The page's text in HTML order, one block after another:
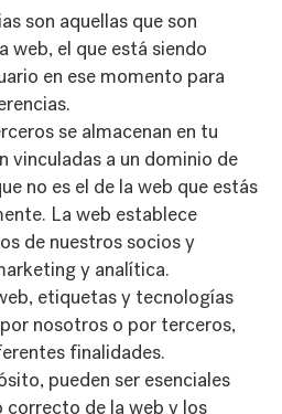
son aquellas que son
web, el que está siendo
en ese momento para
se almacenan en tu
vinculadas a un dominio de
no es el de la web que estás
La web establece
de nuestros socios y
y analítica.
etiquetas y tecnologías
nosotros o por terceros,
finalidades.
pueden ser esenciales
de la web y los